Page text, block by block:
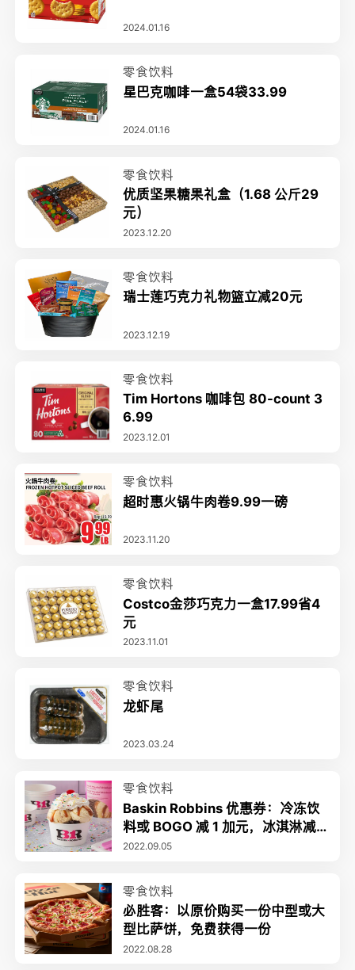
2024.01.16
零食饮料
星巴克咖啡一盒54袋33.99
2024.01.16
零食饮料
优质坚果糖果礼盒（1.68 公斤29
元）
2023.12.20
零食饮料
瑞士莲巧克力礼物篮立减20元
2023.12.19
零食饮料
Tim Hortons 咖啡包 80-count 3
6.99
2023.12.01
零食饮料
超时惠火锅牛肉卷9.99一磅
2023.11.20
零食饮料
Costco金莎巧克力一盒17.99省4
元
2023.11.01
零食饮料
龙虾尾
2023.03.24
零食饮料
Baskin Robbins 优惠券：冷冻饮
料或 BOGO 减 1 加元，冰淇淋减 5
0%
2022.09.05
零食饮料
必胜客：以原价购买一份中型或大
型比萨饼，免费获得一份
2022.08.28